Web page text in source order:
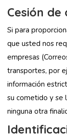
Cesión
Si para
que usted nos
empresas
transportes, por
información
su cometido y se
ninguna otra